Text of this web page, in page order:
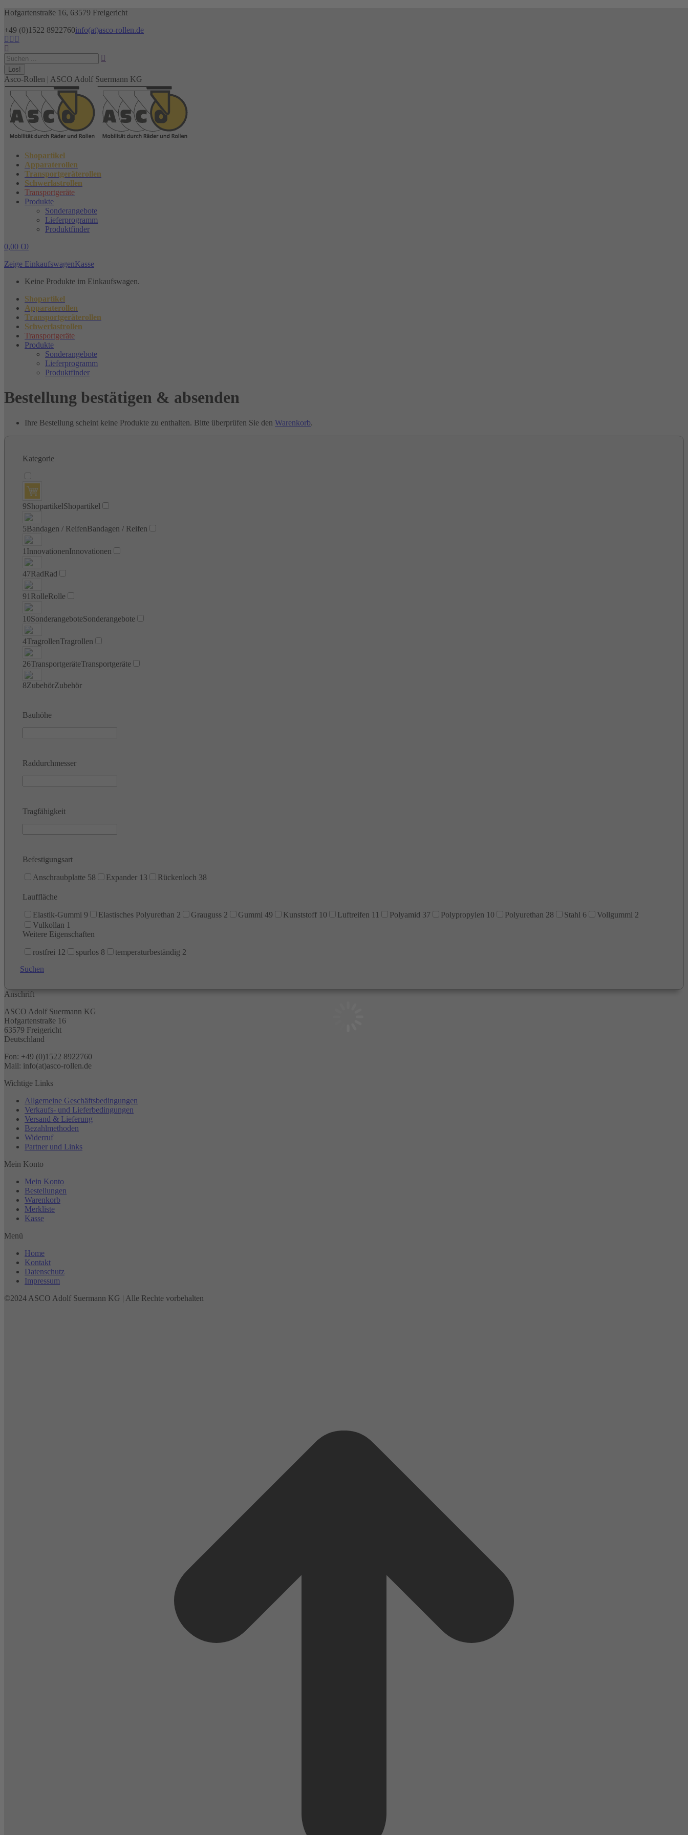
Zum
springen
Hofgartenstraße 16, 63579 Freigericht
+49 (0)1522 8922760info(at)asco-rollen.de
Facebook
opens
in
new
window
Instagram
opens
in
new
window
opens
in
new
window
Search:
Asco-Rollen | ASCO Adolf Suermann KG
Shopartikel
Apparaterollen
Transportgeräterollen
Schwerlastrollen
Transportgeräte
Produkte
Sonderangebote
Lieferprogramm
Produktfinder
0,00 €0
Zeige EinkaufswagenKasse
Keine Produkte im Einkaufswagen.
Shopartikel
Apparaterollen
Transportgeräterollen
Schwerlastrollen
Transportgeräte
Produkte
Sonderangebote
Lieferprogramm
Produktfinder
Bestellung bestätigen & absenden
Ihre Bestellung scheint keine Produkte zu enthalten. Bitte überprüfen Sie den Warenkorb.
Kategorie
9ShopartikelShopartikel
5Bandagen / ReifenBandagen / Reifen
1 InnovationenInnovationen
47RadRad
91 RolleRolle
10SonderangeboteSonderangebote
4TragrollenTragrollen
26TransportgeräteTransportgeräte
8ZubehörZubehör
Bauhöhe
Raddurchmesser
Tragfähigkeit
Befestigungsart
Anschraubplatte 58 Expander 13 Rückenloch 38
Lauffläche
Elastik-Gummi 9 Elastisches Polyurethan 2 Grauguss 2 Gummi 49 Kunststoff 10 Luftreifen 11 Polyamid 37 Polypropylen 10 Polyurethan 28 Stahl 6 Vollgummi 2
Vulkollan 1
Weitere Eigenschaften
rostfrei 12 spurlos 8 temperaturbeständig 2
Suchen
Anschrift
ASCO Adolf Suermann KG
Hofgartenstraße 16
63579 Freigericht
Deutschland
Fon: +49 (0)1522 8922760
Mail: info(at)asco-rollen.de
Wichtige Links
Allgemeine Geschäftsbedingungen
Verkaufs- und Lieferbedingungen
Versand & Lieferung
Bezahlmethoden
Widerruf
Partner und Links
Mein Konto
Mein Konto
Bestellungen
Warenkorb
Merkliste
Kasse
Menü
Home
Kontakt
Datenschutz
Impressum
©2024 ASCO Adolf Suermann KG | Alle Rechte vorbehalten